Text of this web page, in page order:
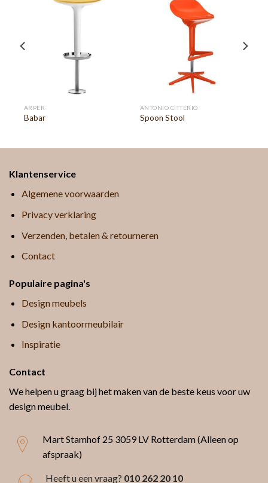
ARPER
Babar
ANTONIO CITTERIO
Spoon Stool
Klantenservice
Algemene voorwaarden
Privacy verklaring
Verzenden, betalen & retourneren
Contact
Populaire pagina's
Design meubels
Design kantoormeubilair
Inspiratie
Contact
We helpen u graag bij het maken van de beste keus voor uw
design meubel.
Mart Stamhof 25 3059 LV Rotterdam (Alleen op
afspraak)
Heeft u een vraag? 010 262 20 10